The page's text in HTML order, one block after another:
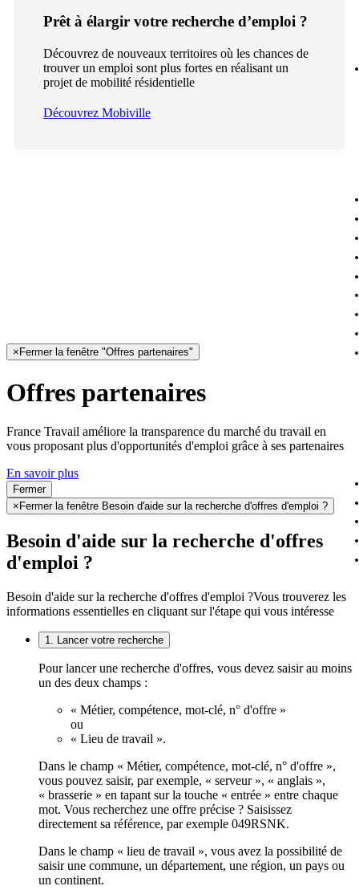
Prêt à élargir votre recherche d’emploi ?
Découvrez de nouveaux territoires où les chances de
trouver un emploi sont plus fortes en réalisant un
projet de mobilité résidentielle
Découvrez Mobiville
× Fermer la fenêtre "Offres partenaires"
Offres partenaires
France Travail améliore la transparence du marché du travail en
vous proposant plus d'opportunités d'emploi grâce à ses partenaires
En savoir plus
Fermer
× Fermer la fenêtre Besoin d'aide sur la recherche d'offres d'emploi ?
Besoin d'aide sur la recherche d'offres
d'emploi ?
Besoin d'aide sur la recherche d'offres d'emploi ?Vous trouverez les
informations essentielles en cliquant sur l'étape qui vous intéresse
1. Lancer votre recherche
Pour lancer une recherche d'offres, vous devez saisir au moins
un des deux champs :
« Métier, compétence, mot-clé, n° d'offre »
ou
« Lieu de travail ».
Dans le champ « Métier, compétence, mot-clé, n° d'offre »,
vous pouvez saisir, par exemple, « serveur », « anglais »,
« brasserie » en tapant sur la touche « entrée » entre chaque
mot. Vous recherchez une offre précise ? Saisissez
directement sa référence, par exemple 049RSNK.
Dans le champ « lieu de travail », vous avez la possibilité de
saisir une commune, un département, une région, un pays ou
un continent.